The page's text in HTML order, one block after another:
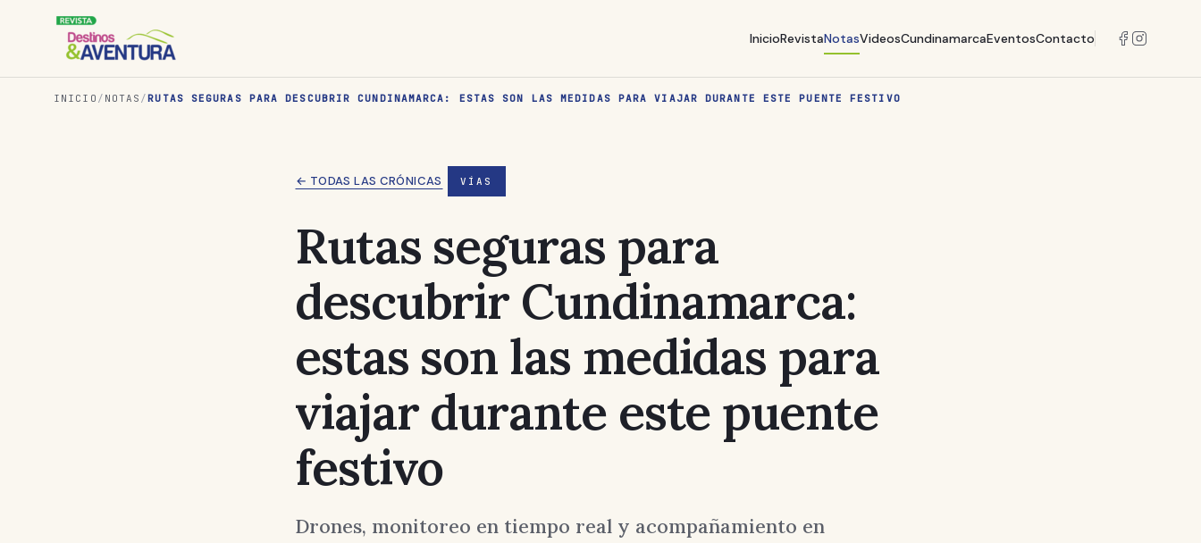
InicioRevistaNotasVideosCundinamarcaEventosContacto
INICIO / NOTAS / RUTAS SEGURAS PARA DESCUBRIR CUNDINAMARCA: ESTAS SON LAS MEDIDAS PARA VIAJAR DURANTE ESTE PUENTE FESTIVO
← TODAS LAS CRÓNICAS VÍAS
Rutas seguras para
descubrir Cundinamarca:
estas son las medidas para
viajar durante este puente
festivo
Drones, monitoreo en tiempo real y acompañamiento en